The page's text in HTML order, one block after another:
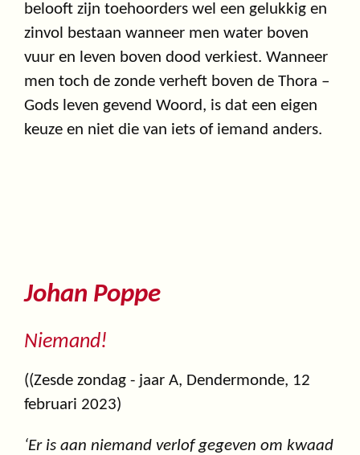
belooft zijn toehoorders wel een gelukkig en
zinvol bestaan wanneer men water boven
vuur en leven boven dood verkiest. Wanneer
men toch de zonde verheft boven de Thora –
Gods leven gevend Woord, is dat een eigen
keuze en niet die van iets of iemand anders.
Johan Poppe
Niemand!
((Zesde zondag - jaar A, Dendermonde, 12
februari 2023)
‘Er is aan niemand verlof gegeven om kwaad